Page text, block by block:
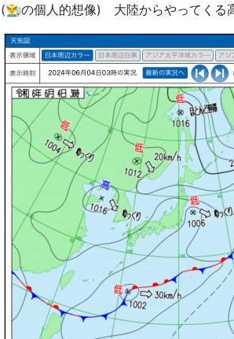
(👨‍🌾の個人的想像) 大陸からやってく